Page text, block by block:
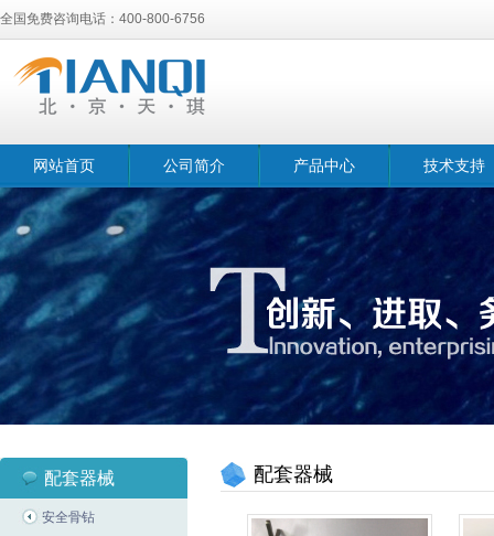
全国免费咨询电话：400-800-6756
网站首页 公司简介 产品中心 技术支持
配套器械
安全骨钻
配套器械